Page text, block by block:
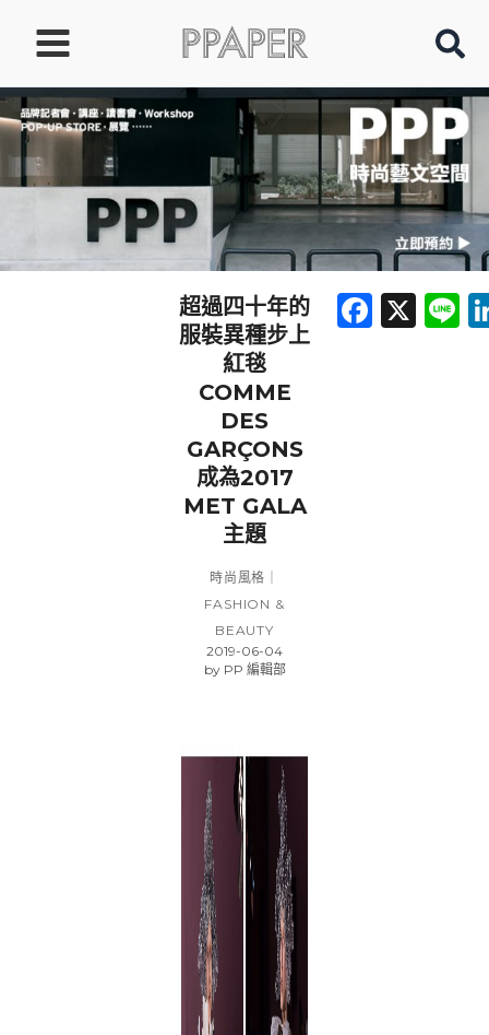
要
內
超過四十年的
服裝異種步上
紅毯
COMME
DES
GARÇONS
成為2017
MET GALA
主題
時尚風格｜
FASHION &
BEAUTY
2019-06-04
byPP 編輯部
X